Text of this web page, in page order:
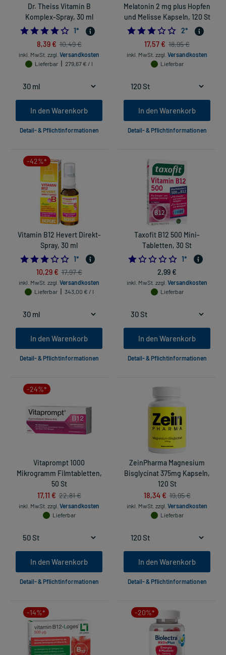
Dr. Theiss Vitamin B
Komplex-Spray, 30 ml
4.0
1*
8,39 € 10,49 €
inkl. MwSt. zzgl. Versandkosten
Lieferbar
279,67 € / l
In den Warenkorb
Detail- & Pflichtinformationen
Melatonin 2 mg plus Hopfen
und Melisse Kapseln, 120 St
3.0
2*
17,57 € 18,95 €
inkl. MwSt. zzgl. Versandkosten
Lieferbar
In den Warenkorb
Detail- & Pflichtinformationen
-42%*
Vitamin B12 Hevert Direkt-
Spray, 30 ml
3.0
1*
10,29 € 17,97 €
inkl. MwSt. zzgl. Versandkosten
Lieferbar
343,00 € / l
In den Warenkorb
Detail- & Pflichtinformationen
Taxofit B12 500 Mini-
Tabletten, 30 St
1.0
1*
2,99 €
inkl. MwSt. zzgl. Versandkosten
Lieferbar
In den Warenkorb
Detail- & Pflichtinformationen
-24%*
Vitaprompt 1000
Mikrogramm Filmtabletten,
50 St
17,11 € 22,81 €
inkl. MwSt. zzgl. Versandkosten
Lieferbar
In den Warenkorb
Detail- & Pflichtinformationen
ZeinPharma Magnesium
Bisglycinat 375mg Kapseln,
120 St
18,34 € 19,95 €
inkl. MwSt. zzgl. Versandkosten
Lieferbar
In den Warenkorb
Detail- & Pflichtinformationen
-14%* -20%*